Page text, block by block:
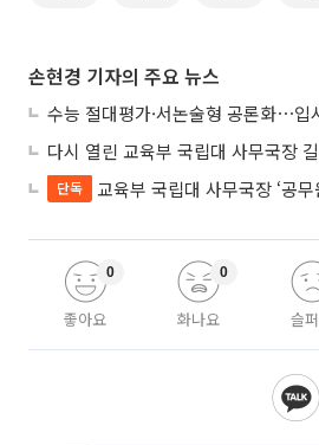
손현경 기자의 주요 뉴스
다시 열린 교육부 국립대 사무국장 길
단독 교육부 국립대 사무국장 ‘공무원 배제’ 풀리
좋아요
0
화나요
0
슬